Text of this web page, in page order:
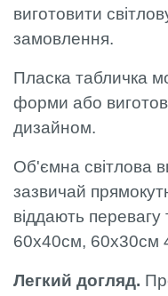
виготовити
замовлення.
Пласка табличка
форми або
дизайном.
Об'ємна світлова
зазвичай
віддають
60x40см, 60x30см
Легкий догляд.